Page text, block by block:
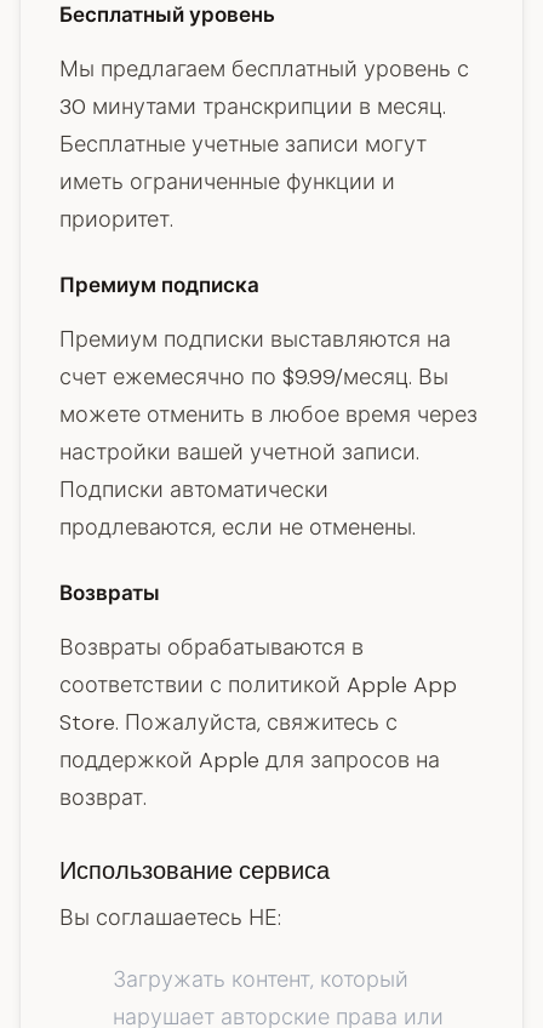
Бесплатный уровень
Мы предлагаем бесплатный уровень с
30 минутами транскрипции в месяц.
Бесплатные учетные записи могут
иметь ограниченные функции и
приоритет.
Премиум подписка
Премиум подписки выставляются на
счет ежемесячно по $9.99/месяц. Вы
можете отменить в любое время через
настройки вашей учетной записи.
Подписки автоматически
продлеваются, если не отменены.
Возвраты
Возвраты обрабатываются в
соответствии с политикой Apple App
Store. Пожалуйста, свяжитесь с
поддержкой Apple для запросов на
возврат.
Использование сервиса
Вы соглашаетесь НЕ:
Загружать контент, который
нарушает авторские права или